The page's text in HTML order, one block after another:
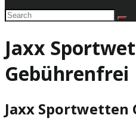
Jaxx
Gebührenfrei
Jaxx Sportwetten